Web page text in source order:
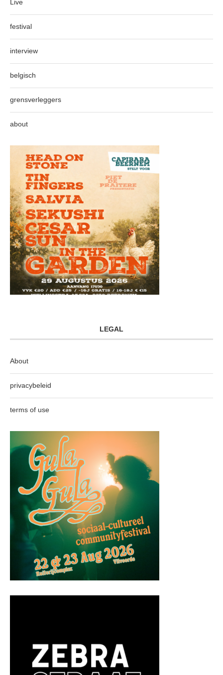
Live
festival
interview
belgisch
grensverleggers
about
LEGAL
About
privacybeleid
terms of use